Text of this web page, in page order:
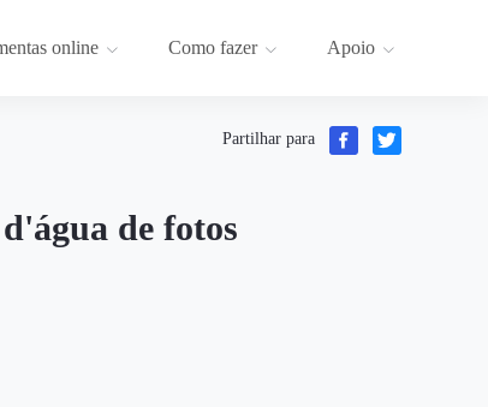
online Como fazer Apoio
Partilhar para
de fotos